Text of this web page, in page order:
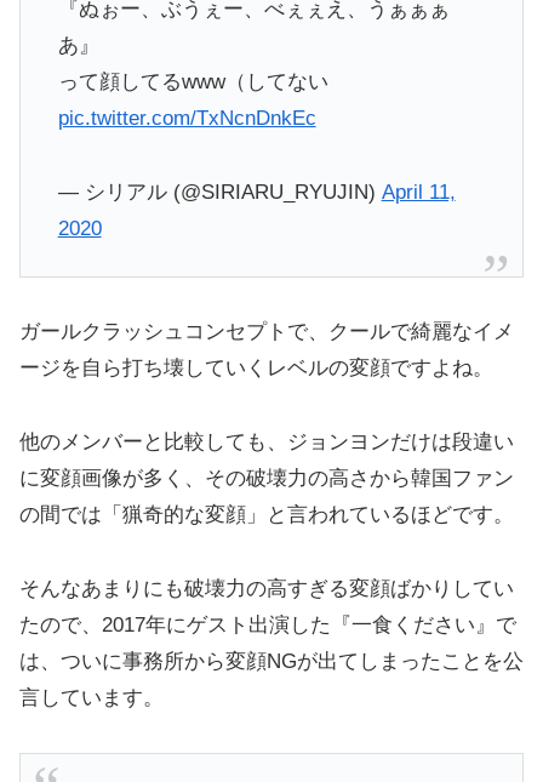
『ぬぉー、ぶうぇー、べぇぇえ、うぁぁぁ
あ』
って顔してるwww（してない
pic.twitter.com/TxNcnDnkEc
— シリアル (@SIRIARU_RYUJIN) April 11,
2020
ガールクラッシュコンセプトで、クールで綺麗なイメ
ージを自ら打ち壊していくレベルの変顔ですよね。
他のメンバーと比較しても、ジョンヨンだけは段違い
に変顔画像が多く、その破壊力の高さから韓国ファン
の間では「猟奇的な変顔」と言われているほどです。
そんなあまりにも破壊力の高すぎる変顔ばかりしてい
たので、2017年にゲスト出演した『一食ください』で
は、ついに事務所から変顔NGが出てしまったことを公
言しています。